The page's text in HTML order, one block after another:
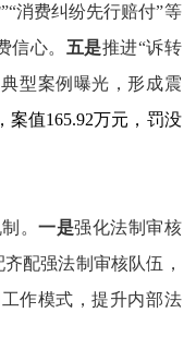
消费纠纷先行赔付”等
信心。 五是推进“诉转
型案例曝光 ，形成震
案值165.92万元，罚没
制。一是强化法制审核
配强法制审核队伍，
作模式，提升内部法